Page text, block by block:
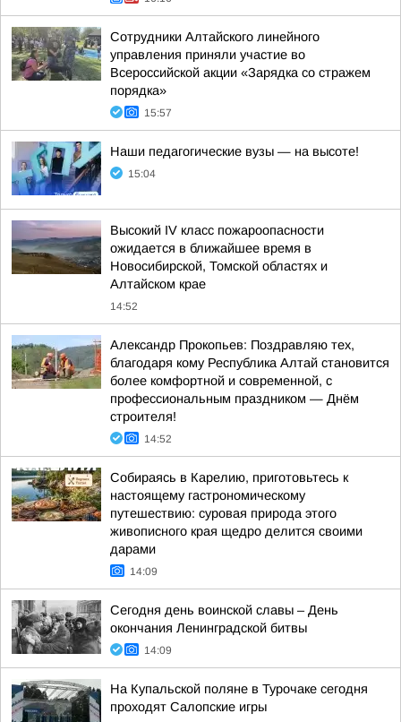
Сотрудники Алтайского линейного
управления приняли участие во
Всероссийской акции «Зарядка со стражем
порядка»
15:57
Наши педагогические вузы — на высоте!
15:04
Высокий IV класс пожароопасности
ожидается в ближайшее время в
Новосибирской, Томской областях и
Алтайском крае
14:52
Александр Прокопьев: Поздравляю тех,
благодаря кому Республика Алтай становится
более комфортной и современной, с
профессиональным праздником — Днём
строителя!
14:52
Собираясь в Карелию, приготовьтесь к
настоящему гастрономическому
путешествию: суровая природа этого
живописного края щедро делится своими
дарами
14:09
Сегодня день воинской славы – День
окончания Ленинградской битвы
14:09
На Купальской поляне в Турочаке сегодня
проходят Салопские игры